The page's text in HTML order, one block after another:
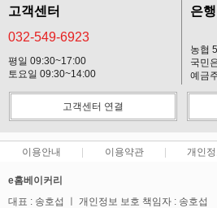
고객센터
032-549-6923
평일 09:30~17:00
토요일 09:30~14:00
은
농협
국민
예금
고객센터 연결
이용안내 이용약관 개인
e홈베이커리
대표 : 송호섭 ㅣ 개인정보 보호 책임자 : 송호섭